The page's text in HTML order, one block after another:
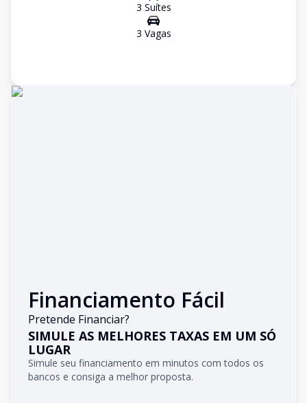
3 Suítes
3 Vagas
Financiamento Fácil
Pretende Financiar?
SIMULE AS MELHORES TAXAS EM UM SÓ
LUGAR
Simule seu financiamento em minutos com todos os
bancos e consiga a melhor proposta.